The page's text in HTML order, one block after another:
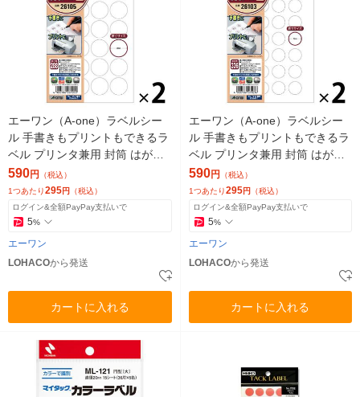
エーワン（A-one）ラベルシー
ル 手書きもプリントもできるラ
ベル プリンタ兼用 封筒 はがき
サイズ 丸型 24面 12シート 261
05×2袋
590円
（税込）
1つあたり295円 （税込）
ログイン&全額PayPay支払いで
5%
エーワン
LOHACOから発送
カートに入れる
エーワン（A-one）ラベルシー
ル 手書きもプリントもできるラ
ベル プリンタ兼用 封筒 はがき
サイズ 丸型 28面 12シート 261
03×2袋
590円
（税込）
1つあたり295円 （税込）
ログイン&全額PayPay支払いで
5%
エーワン
LOHACOから発送
カートに入れる